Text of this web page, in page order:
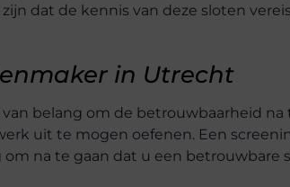
dat de kennis van deze sloten
in Utrecht
belang om de betrouwbaarheid
uit te mogen oefenen. Een
om na te gaan dat u een